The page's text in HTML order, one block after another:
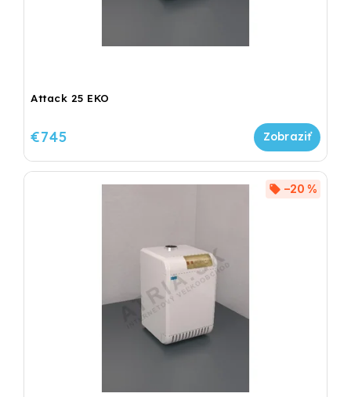
Attack 25 EKO
€745
–20 %